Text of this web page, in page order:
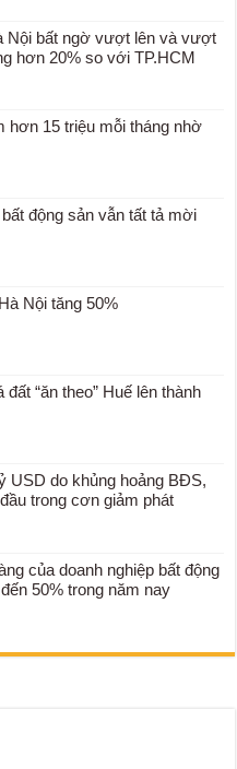
Nội bất ngờ vượt lên và vượt
hơn 20% so với TP.HCM
hơn 15 triệu mỗi tháng nhờ
động sản vẫn tất tả mời
Nội tăng 50%
đất “ăn theo” Huế lên thành
USD do khủng hoảng BĐS,
trong cơn giảm phát
của doanh nghiệp bất động
50% trong năm nay